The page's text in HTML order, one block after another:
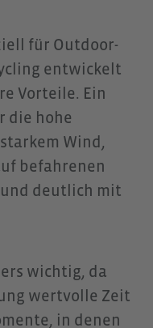
für Outdoor-
entwickelt
Vorteile. Ein
die hohe
Wind,
befahrenen
und deutlich mit
wichtig, da
wertvolle Zeit
in denen